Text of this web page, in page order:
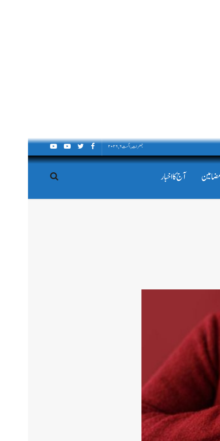
جمعرات, اگست ۶, ۲۰۲۶
آج کا اخبار